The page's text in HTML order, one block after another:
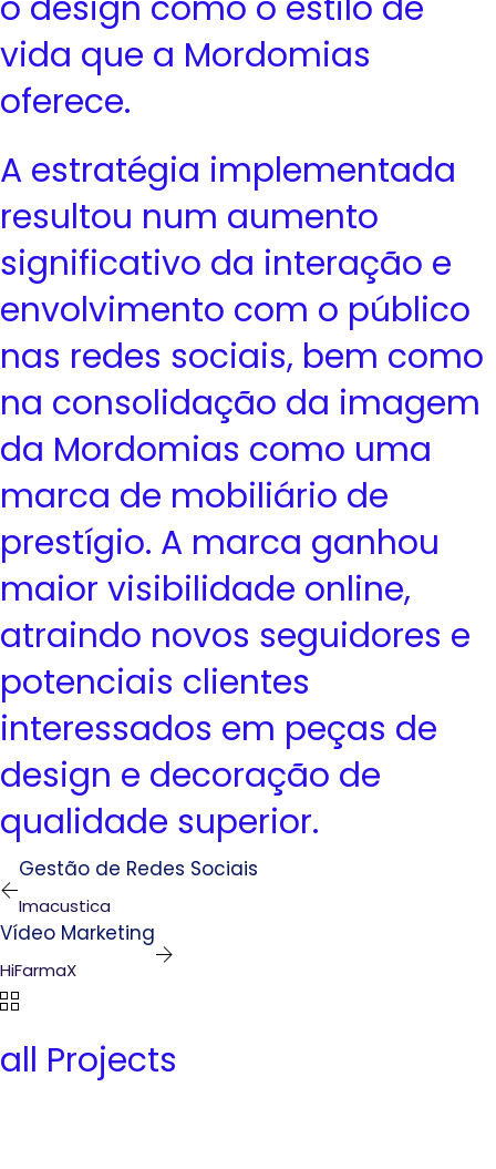
vida que a Mordomias
oferece.
A estratégia implementada
resultou num aumento
significativo da interação e
envolvimento com o público
nas redes sociais, bem como
na consolidação da imagem
da Mordomias como uma
marca de mobiliário de
prestígio. A marca ganhou
maior visibilidade online,
atraindo novos seguidores e
potenciais clientes
interessados em peças de
design e decoração de
qualidade superior.
Gestão de Redes Sociais
Imacustica
Vídeo Marketing
HiFarmaX
all Projects